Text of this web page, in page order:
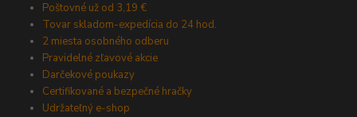
Poštovné už od 3,19 €
Tovar skladom-expedícia do 24 hod.
2 miesta osobného odberu
Pravidelné zľavové akcie
Darčekové poukazy
Certifikované a bezpečné hračky
Udržateľný e-shop